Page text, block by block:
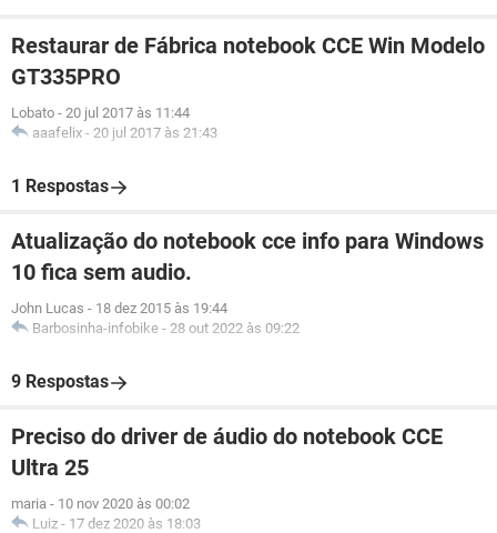
Restaurar de Fábrica notebook CCE Win Modelo
GT335PRO
Lobato - 20 jul 2017 às 11:44
aaafelix - 20 jul 2017 às 21:43
1 Respostas
Atualização do notebook cce info para Windows
10 fica sem audio.
John Lucas - 18 dez 2015 às 19:44
Barbosinha-infobike - 28 out 2022 às 09:22
9 Respostas
Preciso do driver de áudio do notebook CCE
Ultra 25
maria - 10 nov 2020 às 00:02
Luiz - 17 dez 2020 às 18:03